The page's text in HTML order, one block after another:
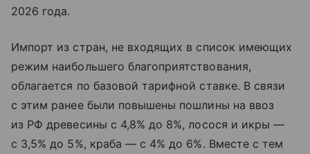
2026 года.
Импорт из стран, не входящих в список имеющих
режим наибольшего благоприятствования,
облагается по базовой тарифной ставке. В связи
с этим ранее были повышены пошлины на ввоз
из РФ древесины с 4,8% до 8%, лосося и икры —
с 3,5% до 5%, краба — с 4% до 6%. Вместе с тем